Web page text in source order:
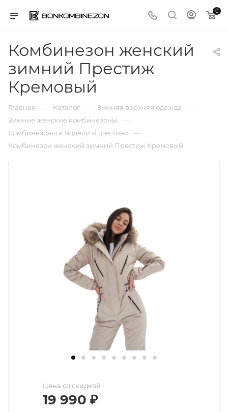
0
Комбинезон женский
зимний Престиж
Кремовый
Главная — Каталог — Зимняя верхняя одежда —
Зимние женские комбинезоны —
Комбинезоны в модели «Престиж» —
Комбинезон женский зимний Престиж Кремовый
Цена со скидкой
19 990 ₽